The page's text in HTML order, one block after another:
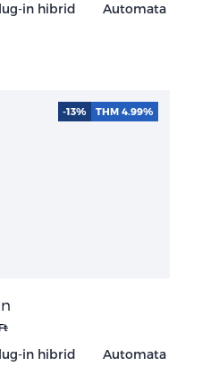
in hibrid
Automata
in hibrid
Automata
-13% THM 4.99%